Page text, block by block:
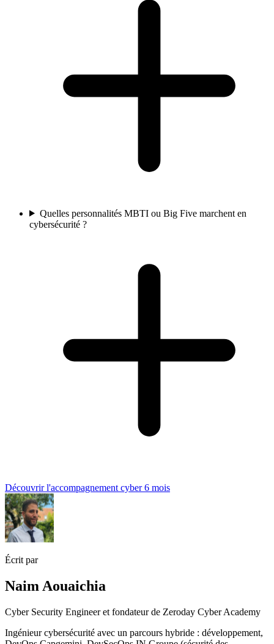
Quelles personnalités MBTI ou Big Five marchent en
cybersécurité ?
Découvrir l'accompagnement cyber 6 mois
Écrit par
Naim Aouaichia
Cyber Security Engineer et fondateur de Zeroday Cyber Academy
Ingénieur cybersécurité avec un parcours hybride : développement,